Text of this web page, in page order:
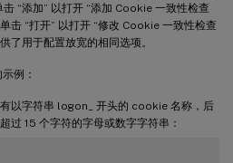
“添加” 以打开 “添加 Cookie 一致性检查
击 “打开” 以打开 “修改 Cookie 一致性检查
了用于配置放宽的相同选项。
例：
以字符串 logon_ 开头的 cookie 名称，后
过 15 个字符的字母或数字字符串：